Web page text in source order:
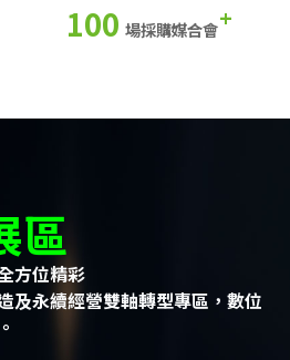
100 場採購媒合會+
區
方位精彩
及永續經營雙軸轉型專區，數位